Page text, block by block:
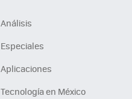
Análisis
Especiales
Aplicaciones
Tecnología en México